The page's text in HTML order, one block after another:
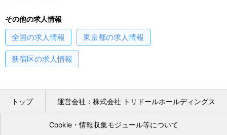
その他の求人情報
全国の求人情報 東京都の求人情報
新宿区の求人情報
トップ 運営会社：株式会社 トリドールホールディングス
Cookie・情報収集モジュール等について